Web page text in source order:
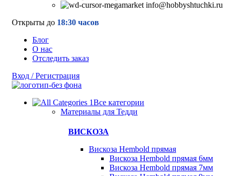
info@hobbyshtuchki.ru
Открыты до 18:30 часов
Блог
О нас
Отследить заказ
Вход / Регистрация
Все категории
Материалы для Тедди
ВИСКОЗА
Вискоза Hembold прямая
Вискоза Hembold прямая 6мм
Вискоза Hembold прямая 7мм